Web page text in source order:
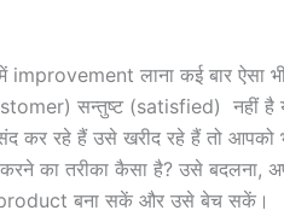
लाना कई बार ऐसा
सन्तुष्ट (satisfied) नहीं है
कर रहे हैं उसे खरीद रहे हैं तो
का तरीका कैसा है? उसे
product बना सकें और उसे बेच सकें।